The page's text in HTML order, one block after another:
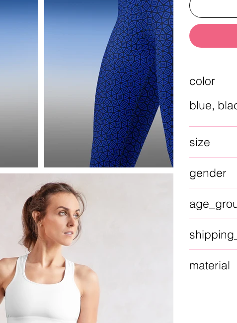
color
blue,
size
gender
material